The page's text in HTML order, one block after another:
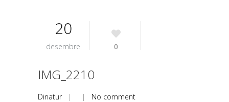
20
desembre 0
IMG_2210
Dinatur| | No comment